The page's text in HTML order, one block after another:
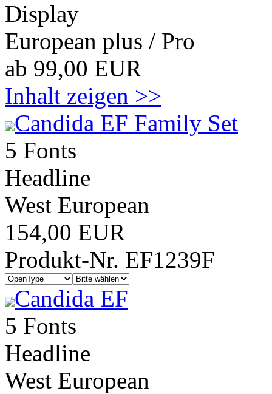
Display
European plus / Pro
ab 99,00 EUR
Inhalt zeigen >>
Candida EF Family Set
5 Fonts
Headline
West European
154,00 EUR
Produkt-Nr. EF1239F
Candida EF
5 Fonts
Headline
West European